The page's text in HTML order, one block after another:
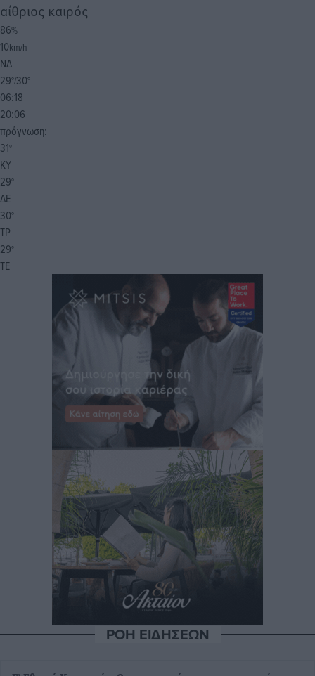
αίθριος καιρός
86%
10km/h
ΝΔ
29°/30°
06:18
20:06
πρόγνωση:
31°
ΚΥ
29°
ΔΕ
30°
ΤΡ
29°
ΤΕ
ΡΟΗ ΕΙΔΗΣΕΩΝ